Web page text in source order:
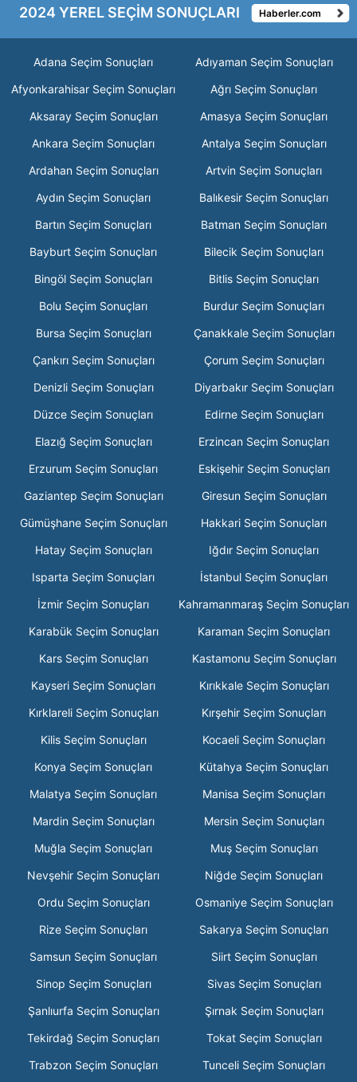
2024 YEREL SEÇİM SONUÇLARI Haberler.com
Adana Seçim Sonuçları
Adıyaman Seçim Sonuçları
Afyonkarahisar Seçim Sonuçları
Ağrı Seçim Sonuçları
Aksaray Seçim Sonuçları
Amasya Seçim Sonuçları
Ankara Seçim Sonuçları
Antalya Seçim Sonuçları
Ardahan Seçim Sonuçları
Artvin Seçim Sonuçları
Aydın Seçim Sonuçları
Balıkesir Seçim Sonuçları
Bartın Seçim Sonuçları
Batman Seçim Sonuçları
Bayburt Seçim Sonuçları
Bilecik Seçim Sonuçları
Bingöl Seçim Sonuçları
Bitlis Seçim Sonuçları
Bolu Seçim Sonuçları
Burdur Seçim Sonuçları
Bursa Seçim Sonuçları
Çanakkale Seçim Sonuçları
Çankırı Seçim Sonuçları
Çorum Seçim Sonuçları
Denizli Seçim Sonuçları
Diyarbakır Seçim Sonuçları
Düzce Seçim Sonuçları
Edirne Seçim Sonuçları
Elazığ Seçim Sonuçları
Erzincan Seçim Sonuçları
Erzurum Seçim Sonuçları
Eskişehir Seçim Sonuçları
Gaziantep Seçim Sonuçları
Giresun Seçim Sonuçları
Gümüşhane Seçim Sonuçları
Hakkari Seçim Sonuçları
Hatay Seçim Sonuçları
Iğdır Seçim Sonuçları
Isparta Seçim Sonuçları
İstanbul Seçim Sonuçları
İzmir Seçim Sonuçları
Kahramanmaraş Seçim Sonuçları
Karabük Seçim Sonuçları
Karaman Seçim Sonuçları
Kars Seçim Sonuçları
Kastamonu Seçim Sonuçları
Kayseri Seçim Sonuçları
Kırıkkale Seçim Sonuçları
Kırklareli Seçim Sonuçları
Kırşehir Seçim Sonuçları
Kilis Seçim Sonuçları
Kocaeli Seçim Sonuçları
Konya Seçim Sonuçları
Kütahya Seçim Sonuçları
Malatya Seçim Sonuçları
Manisa Seçim Sonuçları
Mardin Seçim Sonuçları
Mersin Seçim Sonuçları
Muğla Seçim Sonuçları
Muş Seçim Sonuçları
Nevşehir Seçim Sonuçları
Niğde Seçim Sonuçları
Ordu Seçim Sonuçları
Osmaniye Seçim Sonuçları
Rize Seçim Sonuçları
Sakarya Seçim Sonuçları
Samsun Seçim Sonuçları
Siirt Seçim Sonuçları
Sinop Seçim Sonuçları
Sivas Seçim Sonuçları
Şanlıurfa Seçim Sonuçları
Şırnak Seçim Sonuçları
Tekirdağ Seçim Sonuçları
Tokat Seçim Sonuçları
Trabzon Seçim Sonuçları
Tunceli Seçim Sonuçları